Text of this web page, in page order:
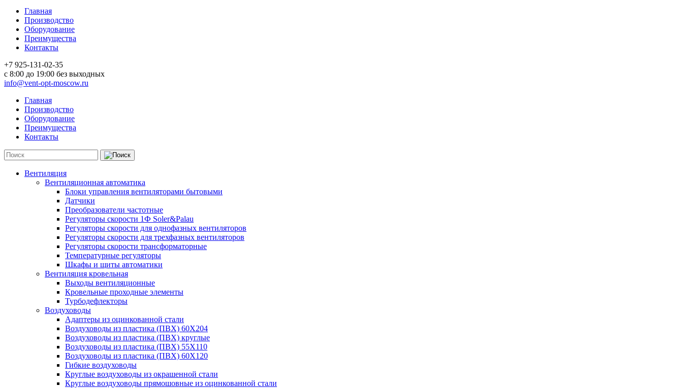
Главная
Производство
Оборудование
Преимущества
Контакты
+7 925-131-02-35
c 8:00 до 19:00 без выходных
info@vent-opt-moscow.ru
Главная
Производство
Оборудование
Преимущества
Контакты
Вентиляция
Вентиляционная автоматика
Блоки управления вентиляторами бытовыми
Датчики
Преобразователи частотные
Регуляторы скорости 1Ф Soler&Palau
Регуляторы скорости для однофазных вентиляторов
Регуляторы скорости для трехфазных вентиляторов
Регуляторы скорости трансформаторные
Температурные регуляторы
Шкафы и щиты автоматики
Вентиляция кровельная
Выходы вентиляционные
Кровельные проходные элементы
Турбодефлекторы
Воздуховоды
Адаптеры из оцинкованной стали
Воздуховоды из пластика (ПВХ) 60Х204
Воздуховоды из пластика (ПВХ) круглые
Воздуховоды из пластика (ПВХ) 55Х110
Воздуховоды из пластика (ПВХ) 60Х120
Гибкие воздуховоды
Круглые воздуховоды из окрашенной стали
Круглые воздуховоды прямошовные из оцинкованной стали